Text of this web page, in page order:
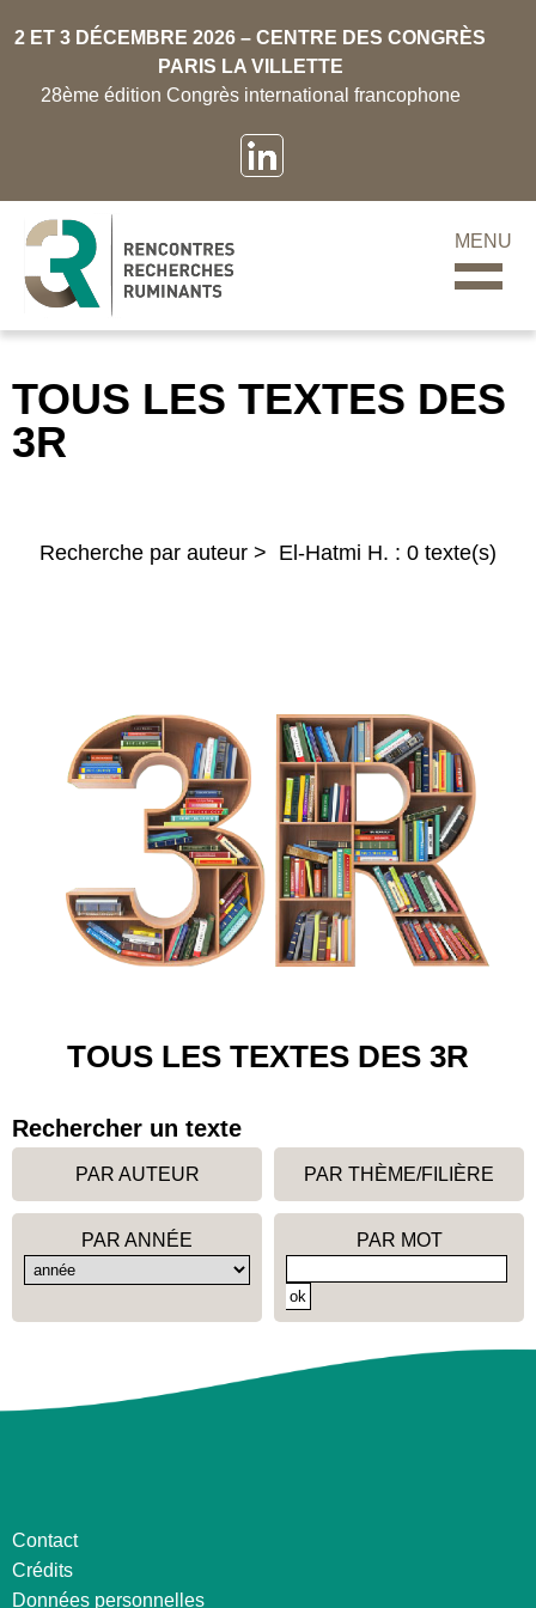
2 ET 3 DÉCEMBRE 2026 – CENTRE DES CONGRÈS
PARIS LA VILLETTE
28ème édition Congrès international francophone
MENU
TOUS LES TEXTES DES
3R
Recherche par auteur > El-Hatmi H. : 0 texte(s)
TOUS LES TEXTES DES 3R
Rechercher un texte
PAR AUTEUR PAR THÈME/FILIÈRE
PAR ANNÉE PAR MOT
Contact
Crédits
Données personnelles